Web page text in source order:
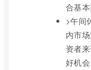
合基
>午间
内市
资者
好机